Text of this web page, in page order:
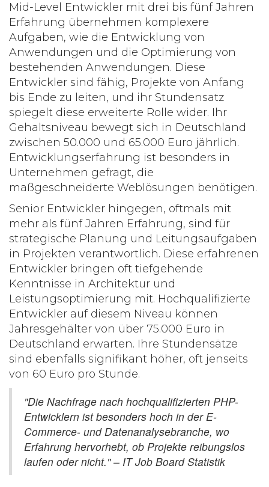
Mid-Level Entwickler mit drei bis fünf Jahren
Erfahrung übernehmen komplexere
Aufgaben, wie die Entwicklung von
Anwendungen und die Optimierung von
bestehenden Anwendungen. Diese
Entwickler sind fähig, Projekte von Anfang
bis Ende zu leiten, und ihr Stundensatz
spiegelt diese erweiterte Rolle wider. Ihr
Gehaltsniveau bewegt sich in Deutschland
zwischen 50.000 und 65.000 Euro jährlich.
Entwicklungserfahrung ist besonders in
Unternehmen gefragt, die
maßgeschneiderte Weblösungen benötigen.
Senior Entwickler hingegen, oftmals mit
mehr als fünf Jahren Erfahrung, sind für
strategische Planung und Leitungsaufgaben
in Projekten verantwortlich. Diese erfahrenen
Entwickler bringen oft tiefgehende
Kenntnisse in Architektur und
Leistungsoptimierung mit. Hochqualifizierte
Entwickler auf diesem Niveau können
Jahresgehälter von über 75.000 Euro in
Deutschland erwarten. Ihre Stundensätze
sind ebenfalls signifikant höher, oft jenseits
von 60 Euro pro Stunde.
"Die Nachfrage nach hochqualifizierten PHP-
Entwicklern ist besonders hoch in der E-
Commerce- und Datenanalysebranche, wo
Erfahrung hervorhebt, ob Projekte reibungslos
laufen oder nicht." – IT Job Board Statistik